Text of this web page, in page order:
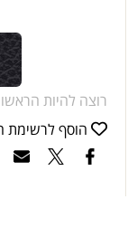
רוצה להיות
הוסף לרשימת